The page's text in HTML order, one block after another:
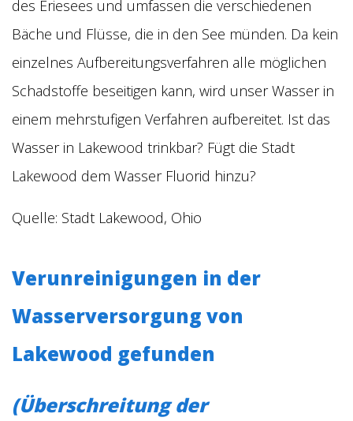
des Eriesees und umfassen die verschiedenen
Bäche und Flüsse, die in den See münden. Da kein
einzelnes Aufbereitungsverfahren alle möglichen
Schadstoffe beseitigen kann, wird unser Wasser in
einem mehrstufigen Verfahren aufbereitet. Ist das
Wasser in Lakewood trinkbar? Fügt die Stadt
Lakewood dem Wasser Fluorid hinzu?
Quelle: Stadt Lakewood, Ohio
Verunreinigungen in der
Wasserversorgung von
Lakewood gefunden
(Überschreitung der